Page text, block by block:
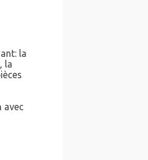
la
la
avec